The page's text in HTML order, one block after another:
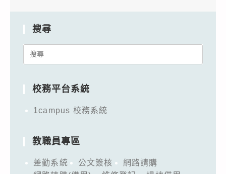
搜尋
Search
校務平台系統
1campus 校務系統
教職員專區
差勤系統 公文簽核
網路請購